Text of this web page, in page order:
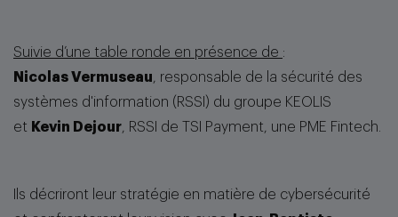
Suivie d’une table ronde en présence de :
Nicolas Vermuseau , responsable de la sécurité des
systèmes d'information (RSSI) du groupe KEOLIS
et Kevin Dejour , RSSI de TSI Payment, une PME Fintech.
Ils décriront leur stratégie en matière de cybersécurité